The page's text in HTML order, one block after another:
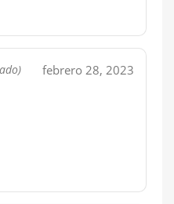
febrero 28, 2023